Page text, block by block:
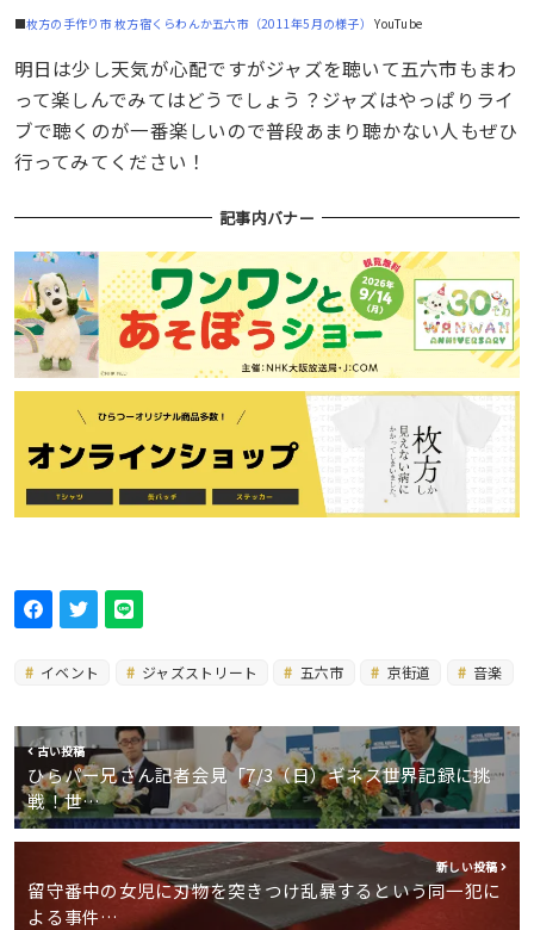
■枚方の手作り市 枚方宿くらわんか五六市（2011年5月の様子） YouTube
明日は少し天気が心配ですがジャズを聴いて五六市もまわ
って楽しんでみてはどうでしょう？ジャズはやっぱりライ
ブで聴くのが一番楽しいので普段あまり聴かない人もぜひ
行ってみてください！
記事内バナー
イベント ジャズストリート 五六市 京街道 音楽
古い投稿
ひらパー兄さん記者会見「7/3（日）ギネス世界記録に挑
戦！世…
新しい投稿
留守番中の女児に刃物を突きつけ乱暴するという同一犯に
よる事件…